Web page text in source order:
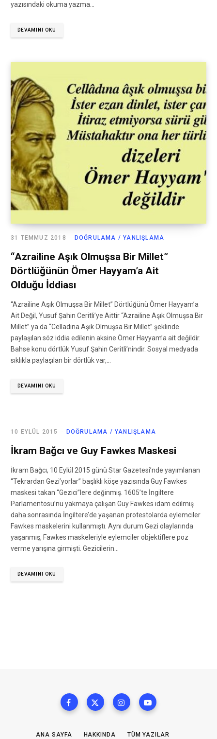
yazısındaki okuma yazma…
DEVAMINI OKU
DOĞRULAMA / YANLIŞLAMA
31 TEMMUZ 2018
“Azrailine Aşık Olmuşsa Bir Millet”
Dörtlüğünün Ömer Hayyam’a Ait
Olduğu İddiası
“Azrailine Aşık Olmuşsa Bir Millet” Dörtlüğünü Ömer Hayyam’a
Ait Değil, Yusuf Şahin Ceritli’ye Aittir “Azrailine Aşık Olmuşsa Bir
Millet” ya da “Celladına Aşık Olmuşsa Bir Millet” şeklinde
paylaşılan söz iddia edilenin aksine Ömer Hayyam’a ait değildir.
Bahse konu dörtlük Yusuf Şahin Ceritli’nindir. Sosyal medyada
sıklıkla paylaşılan bir dörtlük var,…
DEVAMINI OKU
DOĞRULAMA / YANLIŞLAMA
10 EYLÜL 2015
İkram Bağcı ve Guy Fawkes Maskesi
İkram Bağcı, 10 Eylül 2015 günü Star Gazetesi’nde yayımlanan
“Tekrardan Gezi’yorlar” başlıklı köşe yazısında Guy Fawkes
maskesi takan “Gezici”lere değinmiş. 1605’te İngiltere
Parlamentosu’nu yakmaya çalışan Guy Fawkes idam edilmiş
daha sonrasında İngiltere’de yaşanan protestolarda eylemciler
Fawkes maskelerini kullanmıştı. Aynı durum Gezi olaylarında
yaşanmış, Fawkes maskeleriyle eylemciler objektiflere poz
verme yarışına girmişti. Gezicilerin…
DEVAMINI OKU
ANA SAYFA HAKKINDA TÜM YAZILAR